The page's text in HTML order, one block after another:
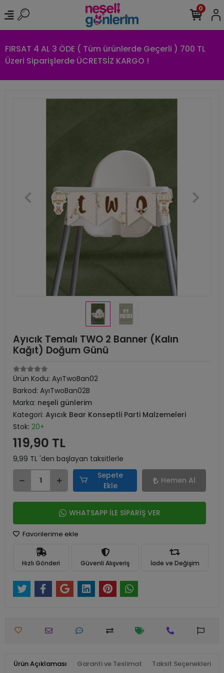
FIRSAT 4 AL 3 ÖDE ( Tüm ürünlerde Geçerli ) 700 TL
Üzeri Siparişlerde ÜCRETSİZ KARGO !
0
Ayıcık Temalı TWO 2 Banner (Kalın
Kağıt) Doğum Günü
Ürün Kodu: AyıTwoBan02
Barkod: AyıTwoBan02B
Marka: neşeli günlerim
Kategori: Ayıcık Bear Konseptli Parti Malzemeleri
Stok: 20+
119,90 TL
9,99 TL 'den başlayan taksitlerle
Sepete
Ekle
Hemen Al
WHATSAPP İLE SİPARİŞ VER
Favorilerime ekle
Hızlı Gönderi Güvenli Alışveriş İade ve Değişim
Ürün Açıklaması Garanti ve Teslimat Taksit Seçenekleri